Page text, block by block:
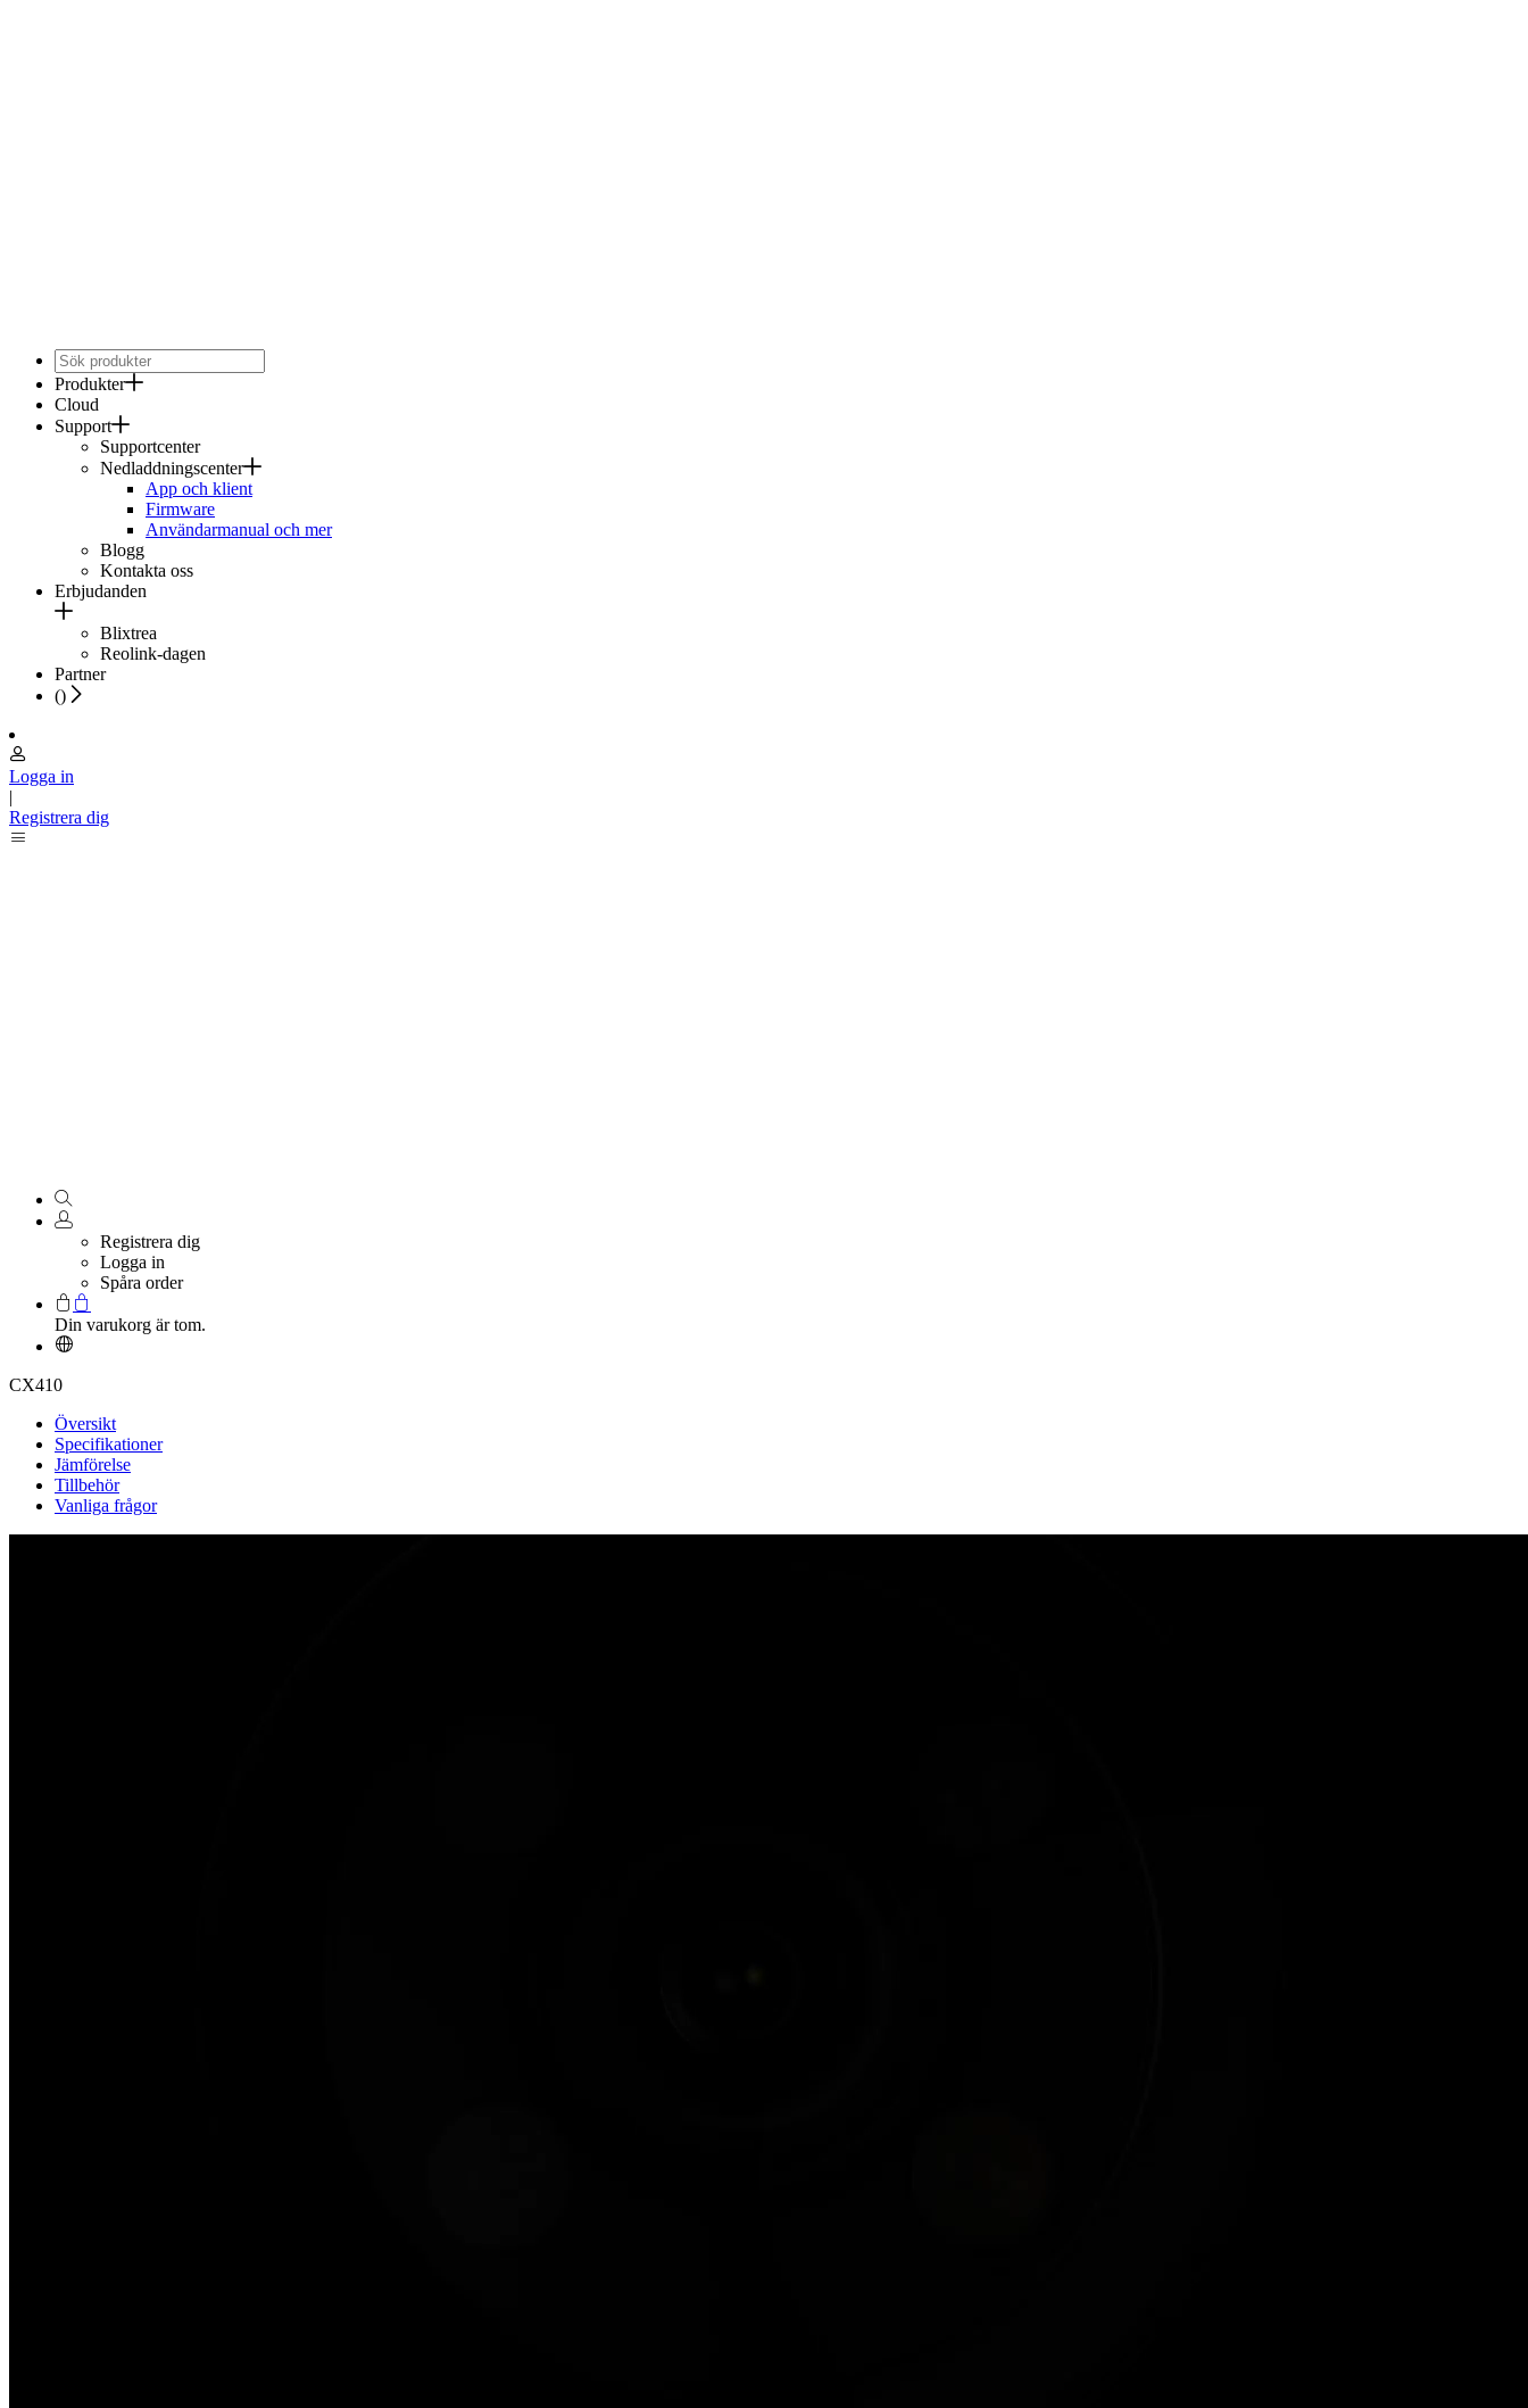
Produkter
Cloud
Support
Supportcenter
Nedladdningscenter
App och klient
Firmware
Användarmanual och mer
Blogg
Kontakta oss
Erbjudanden
Blixtrea
Reolink-dagen
Partner
()
Logga in
|
Registrera dig
Registrera dig
Logga in
Spåra order
Din varukorg är tom.
CX410
Översikt
Specifikationer
Jämförelse
Tillbehör
Vanliga frågor